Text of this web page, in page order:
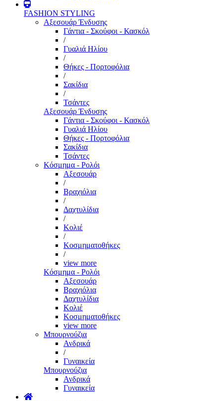
FASHION STYLING
Αξεσουάρ Ένδυσης
Γάντια - Σκούφοι - Κασκόλ
/
Γυαλιά Ηλίου
/
Θήκες - Πορτοφόλια
/
Σακίδια
/
Τσάντες
Αξεσουάρ Ένδυσης
Γάντια - Σκούφοι - Κασκόλ
Γυαλιά Ηλίου
Θήκες - Πορτοφόλια
Σακίδια
Τσάντες
Κόσμημα - Ρολόι
Αξεσουάρ
/
Βραχιόλια
/
Δαχτυλίδια
/
Κολιέ
/
Κοσμηματοθήκες
/
view more
Κόσμημα - Ρολόι
Αξεσουάρ
Βραχιόλια
Δαχτυλίδια
Κολιέ
Κοσμηματοθήκες
view more
Μπουρνούζια
Ανδρικά
/
Γυναικεία
Μπουρνούζια
Ανδρικά
Γυναικεία